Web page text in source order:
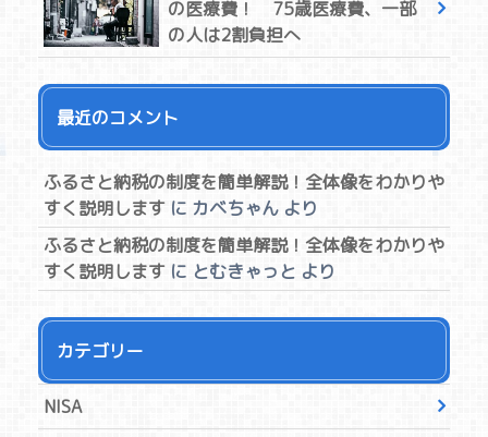
の医療費！ 75歳医療費、一部
の人は2割負担へ
最近のコメント
ふるさと納税の制度を簡単解説！全体像をわかりや
すく説明しますに カベちゃんより
ふるさと納税の制度を簡単解説！全体像をわかりや
すく説明しますに とむきゃっと より
カテゴリー
NISA